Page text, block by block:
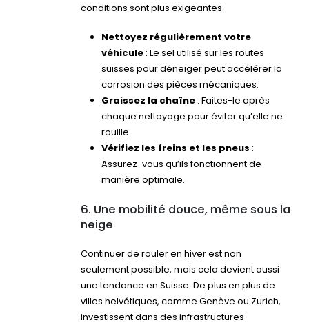
conditions sont plus exigeantes.
Nettoyez régulièrement votre
véhicule: Le sel utilisé sur les routes
suisses pour déneiger peut accélérer la
corrosion des pièces mécaniques.
Graissez la chaîne: Faites-le après
chaque nettoyage pour éviter qu’elle ne
rouille.
Vérifiez les freins et les pneus :
Assurez-vous qu’ils fonctionnent de
manière optimale.
6. Une mobilité douce, même sous la
neige
Continuer de rouler en hiver est non
seulement possible, mais cela devient aussi
une tendance en Suisse. De plus en plus de
villes helvétiques, comme Genève ou Zurich,
investissent dans des infrastructures